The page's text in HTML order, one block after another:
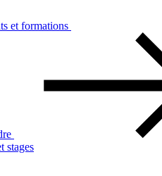
et formations
stages